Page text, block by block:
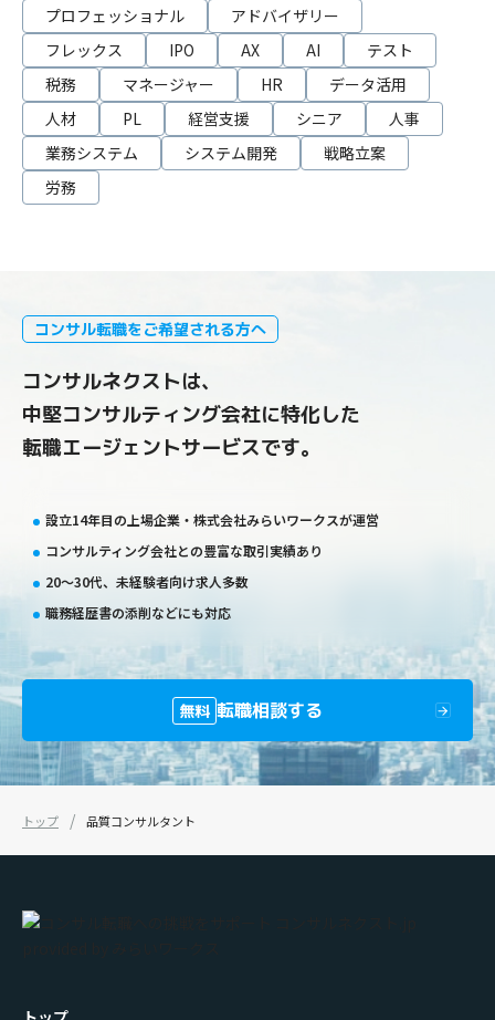
プロフェッショナル
アドバイザリー
フレックス
IPO AX AI
テスト
税務
マネージャー HR
データ活用
人材
PL 経営支援 シニア
人事
業務システム
システム開発
戦略立案
労務
コンサル転職をご希望される方へ
コンサルネクストは、
中堅コンサルティング会社に特化した
転職エージェントサービスです。
設立14年目の上場企業・株式会社みらいワークスが運営
コンサルティング会社との豊富な取引実績あり
20〜30代、未経験者向け求人多数
職務経歴書の添削などにも対応
無料 転職相談する
トップ 品質コンサルタント